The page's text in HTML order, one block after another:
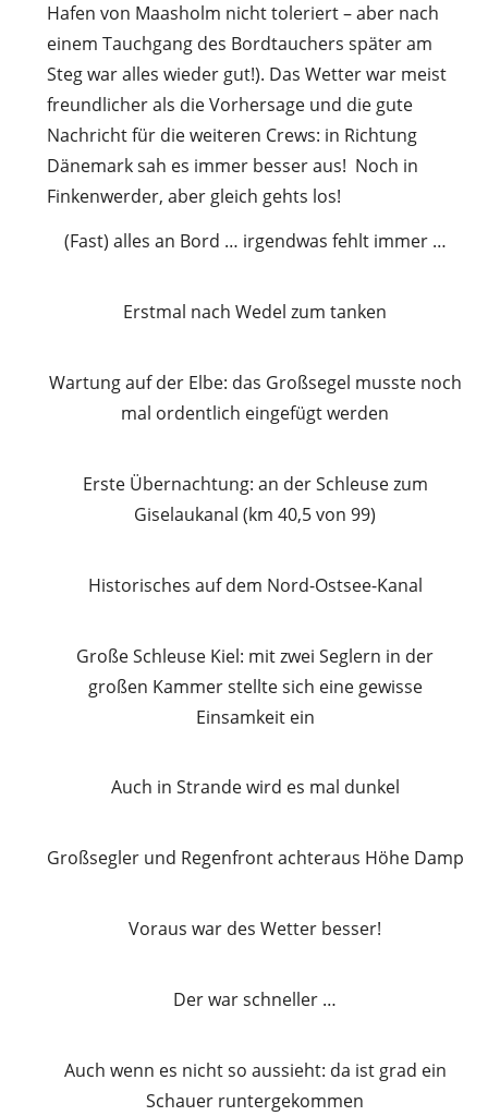
Hafen von Maasholm nicht toleriert – aber nach
einem Tauchgang des Bordtauchers später am
Steg war alles wieder gut!). Das Wetter war meist
freundlicher als die Vorhersage und die gute
Nachricht für die weiteren Crews: in Richtung
Dänemark sah es immer besser aus! Noch in
Finkenwerder, aber gleich gehts los!
(Fast) alles an Bord … irgendwas fehlt immer …
Erstmal nach Wedel zum tanken
Wartung auf der Elbe: das Großsegel musste noch
mal ordentlich eingefügt werden
Erste Übernachtung: an der Schleuse zum
Giselaukanal (km 40,5 von 99)
Historisches auf dem Nord-Ostsee-Kanal
Große Schleuse Kiel: mit zwei Seglern in der
großen Kammer stellte sich eine gewisse
Einsamkeit ein
Auch in Strande wird es mal dunkel
Großsegler und Regenfront achteraus Höhe Damp
Voraus war des Wetter besser!
Der war schneller …
Auch wenn es nicht so aussieht: da ist grad ein
Schauer runtergekommen